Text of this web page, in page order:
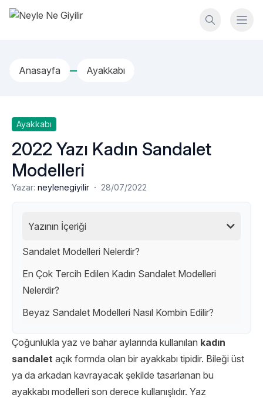
İçeriğe geç
Neyle Ne Giyilir
Anasayfa Ayakkabı
Ayakkabı
2022 Yazı Kadın Sandalet
Modelleri
Yazar: neylenegiyilir · 28/07/2022
Yazının İçeriği
Sandalet Modelleri Nelerdir?
En Çok Tercih Edilen Kadın Sandalet Modelleri
Nelerdir?
Beyaz Sandalet Modelleri Nasıl Kombin Edilir?
Çoğunlukla yaz ve bahar aylarında kullanılan kadın
sandalet açık formda olan bir ayakkabı tipidir. Bileği üst
ya da arkadan kavrayacak şekilde tasarlanan bu
ayakkabı modelleri son derece kullanışlıdır. Yaz